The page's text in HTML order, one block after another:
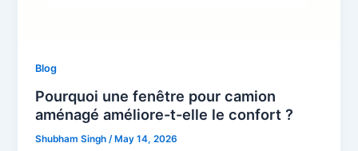
Blog
Pourquoi une fenêtre pour camion
aménagé améliore-t-elle le confort ?
Shubham Singh /May 14, 2026